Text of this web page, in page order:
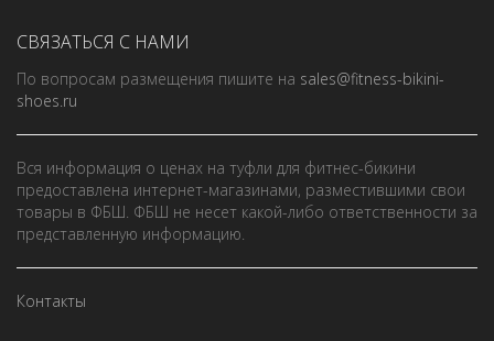
СВЯЗАТЬСЯ С НАМИ
По вопросам размещения пишите на sales@fitness-bikini-
shoes.ru
Вся информация о ценах на туфли для фитнес-бикини
предоставлена интернет-магазинами, разместившими свои
товары в ФБШ. ФБШ не несет какой-либо ответственности за
представленную информацию.
Контакты